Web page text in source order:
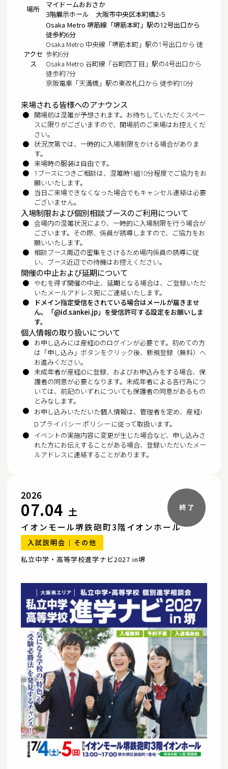
場所
マイドームおおさか
3階展示ホール 大阪市中央区本町橋2-5
アクセ
ス
Osaka Metro 堺筋線「堺筋本町」駅の12号出口から
徒歩約6分
Osaka Metro 中央線「堺筋本町」駅の1号出口から 徒
歩約6分
Osaka Metro 谷町線「谷町四丁目」駅の4号出口から
徒歩約7分
京阪電車「天満橋」駅の東改札口から 徒歩約10分
来場される皆様へのアナウンス
開場前は混雑が予想されます。お待ちしていただくスペー
スに限りがございますので、 開場前のご来場はお控えくだ
さい。
状況次第では、一時的に入場制限をかける場合がありま
す。
来場時の服装は自由です。
1ブースにつきご相談は、混雑時1組10分程度でご協力をお
願いいたします。
当日ご来場できなくなった場合でもキャンセル連絡は必要
ございません。
入場制限および個別相談ブースのご利用について
会場内の混雑状況により、一時的に入場制限を行う場合が
ございます。その際、係員が誘導しますので、ご協力をお
願いいたします。
相談ブース周辺の密集をさけるため場内係員の誘導に従
い、ブース近辺での待機はお控えください。
開催の中止および延期について
やむを得ず開催の中止、延期となる場合は、ご登録いただ
いたメールアドレス宛にご連絡いたします。
ドメイン指定受信をされている場合はメールが届きませ
ん。「@id.sankei.jp」を受信許可する設定をお願いしま
す。
個人情報の取り扱いについて
お申し込みには産経iDのログインが必要です。初めての方
は「申し込み」ボタンをクリック後、新規登録（無料）へ
お進みください。
未成年者が産経iDに登録、およびお申込みをする場合、保
護者の同意が必要となります。未成年者による各行為につ
いては、前記のいずれについても保護者の同意があるもの
とみなします。
お申し込みいただいた個人情報は、管理者を定め、 産経i
Dプライバシーポリシー に従って取扱います。
イベントの実施内容に変更が生じた場合など、申し込みさ
れた方にお伝えすることがある場合、登録いただいたメー
ルアドレスに連絡することがあります。
2026
07.04 土
イオンモール堺鉄砲町3階イオンホール
入試説明会
その他
私立中学・高等学校進学ナビ2027 in堺